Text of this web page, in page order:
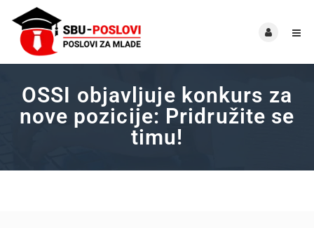
OSSI objavljuje konkurs za
nove pozicije: Pridružite se
timu!